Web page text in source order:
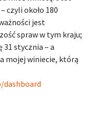
czyli około 180
jest
spraw w tym kraju;
stycznia – a
mojej winiecie, którą